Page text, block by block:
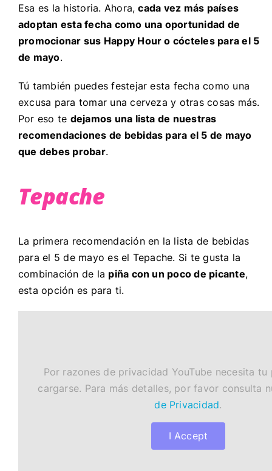
Esa es la historia. Ahora,cada vez más países
adoptan esta fecha como una oportunidad de
promocionar sus Happy Hour o cócteles para el 5
de mayo.
Tú también puedes festejar esta fecha como una
excusa para tomar una cerveza y otras cosas más.
Por eso te dejamos una lista de nuestras
recomendaciones de bebidas para el 5 de mayo
que debes probar.
Tepache
La primera recomendación en la lista de bebidas
para el 5 de mayo es el Tepache. Si te gusta la
combinación de la piña con un poco de picante,
esta opción es para ti.
Por razones de privacidad YouTube necesita tu
cargarse. Para más detalles, por favor consulta
de Privacidad.
I Accept